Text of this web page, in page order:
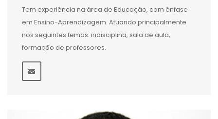
Tem experiência na área de Educação, com ênfase
em Ensino-Aprendizagem. Atuando principalmente
nos seguintes temas: indisciplina, sala de aula,
formação de professores.